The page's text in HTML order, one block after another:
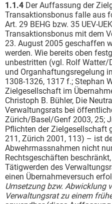
1.1.4 Der Auffassung der
Transaktionsbonus falle aus
Art. 29 BEHG bzw. 35 UEV-
Transaktionsbonus mit dem
23. August 2005 geschaffen
werden. Wie bereits oben
unbestritten (vgl. Rolf Watter/
und Organhaftungsregelung
1308-1326, 1317 f.; Stephan
Zielgesellschaft im
Christoph B. Bühler, Die
Verwaltungsrats bei
Zürich/Basel/Genf 2003, 25;
Pflichten der Zielgesellschaft
211, Zürich 2001, 113) – ist
Abwehrmassnahmen nicht
Rechtsgeschäften
Tätigwerden des
einen Übernahmeversuch
Umsetzung bzw. Abwicklung
Verwaltungsrat zu einem